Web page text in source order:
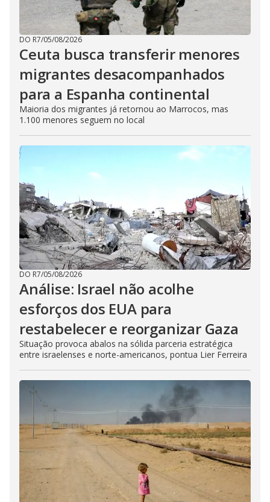
DO R7/05/08/2026
Ceuta busca transferir menores
migrantes desacompanhados
para a Espanha continental
Maioria dos migrantes já retornou ao Marrocos, mas
1.100 menores seguem no local
DO R7/05/08/2026
Análise: Israel não acolhe
esforços dos EUA para
restabelecer e reorganizar Gaza
Situação provoca abalos na sólida parceria estratégica
entre israelenses e norte-americanos, pontua Lier Ferreira